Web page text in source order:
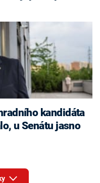
kandidáta
u Senátu jasno